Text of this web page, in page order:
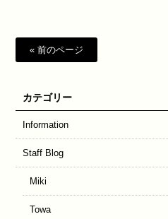
« 前のページ
カテゴリー
Information
Staff Blog
Miki
Towa